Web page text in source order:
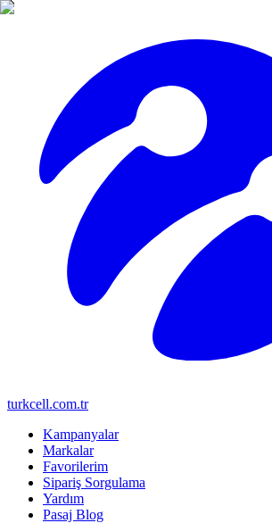
turkcell.com.tr
Kampanyalar
Markalar
Favorilerim
Sipariş Sorgulama
Yardım
Pasaj Blog